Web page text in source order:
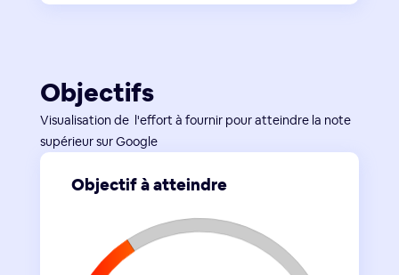
Objectifs
Visualisation de l'effort à fournir pour atteindre la note
supérieur sur Google
Objectif à atteindre